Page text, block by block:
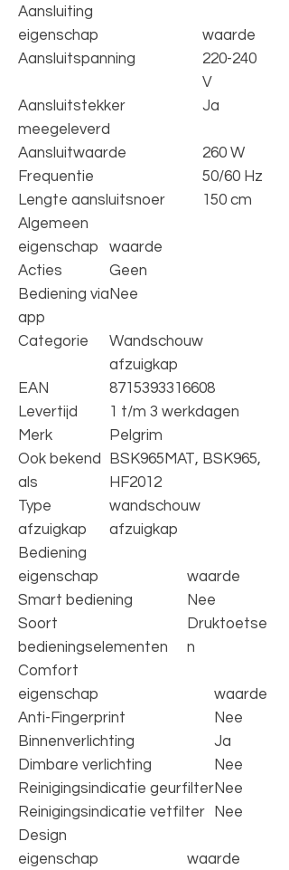
Aansluiting
eigenschap
waarde
Aansluitspanning
220-240
V
Aansluitstekker
meegeleverd
Ja
Aansluitwaarde
260 W
Frequentie
50/60 Hz
Lengte aansluitsnoer
150 cm
Algemeen
eigenschap
waarde
Acties
Geen
Bediening via
app
Nee
Categorie
Wandschouw
afzuigkap
EAN
8715393316608
Levertijd
1 t/m 3 werkdagen
Merk
Pelgrim
Ook bekend
als
BSK965MAT, BSK965,
HF2012
Type
afzuigkap
wandschouw
afzuigkap
Bediening
eigenschap
waarde
Smart bediening
Nee
Soort
bedieningselementen
Druktoetse
n
Comfort
eigenschap
waarde
Anti-Fingerprint
Nee
Binnenverlichting
Ja
Dimbare verlichting
Nee
Reinigingsindicatie geurfilterNee
Reinigingsindicatie vetfilter
Nee
Design
eigenschap
waarde